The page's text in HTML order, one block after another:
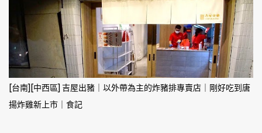
[台南][中西區] 吉屋出豬｜以外帶為主的炸豬排專賣店｜剛好吃到唐
揚炸雞新上市｜食記